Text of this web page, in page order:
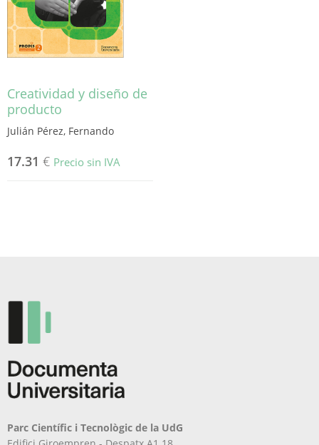
Creatividad y diseño de
producto
Julián Pérez, Fernando
17.31 € Precio sin IVA
Parc Científic i Tecnològic de la UdG